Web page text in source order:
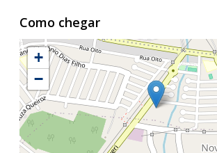
Como chegar
+
−